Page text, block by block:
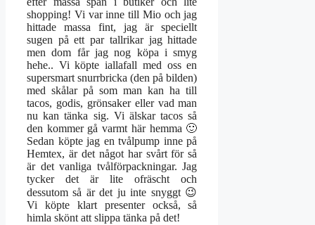
shopping! Vi var inne till Mio och jag
hittade massa fint, jag är speciellt
sugen på ett par tallrikar jag hittade
men dom får jag nog köpa i smyg
hehe.. Vi köpte iallafall med oss en
supersmart snurrbricka (den på bilden)
med skålar på som man kan ha till
tacos, godis, grönsaker eller vad man
nu kan tänka sig. Vi älskar tacos så
den kommer gå varmt här hemma 🙂
Sedan köpte jag en tvålpump inne på
Hemtex, är det något har svårt för så
är det vanliga tvålförpackningar. Jag
tycker det är lite ofräscht och
dessutom så är det ju inte snyggt 😉
Vi köpte klart presenter också, så
himla skönt att slippa tänka på det!